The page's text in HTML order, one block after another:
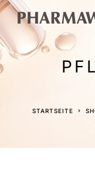
STARTSEITE